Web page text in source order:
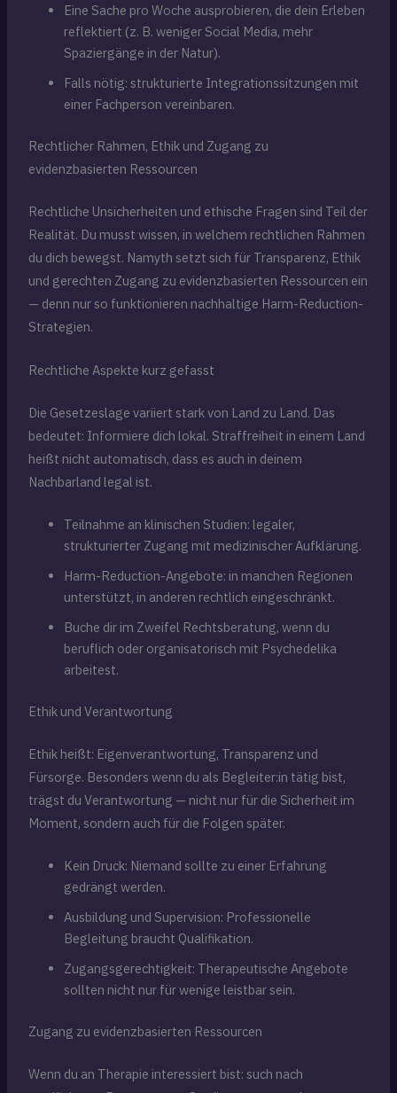
Eine Sache pro Woche ausprobieren, die dein Erleben
reflektiert (z. B. weniger Social Media, mehr
Spaziergänge in der Natur).
Falls nötig: strukturierte Integrationssitzungen mit
einer Fachperson vereinbaren.
Rechtlicher Rahmen, Ethik und Zugang zu
evidenzbasierten Ressourcen
Rechtliche Unsicherheiten und ethische Fragen sind Teil der
Realität. Du musst wissen, in welchem rechtlichen Rahmen
du dich bewegst. Namyth setzt sich für Transparenz, Ethik
und gerechten Zugang zu evidenzbasierten Ressourcen ein
— denn nur so funktionieren nachhaltige Harm-Reduction-
Strategien.
Rechtliche Aspekte kurz gefasst
Die Gesetzeslage variiert stark von Land zu Land. Das
bedeutet: Informiere dich lokal. Straffreiheit in einem Land
heißt nicht automatisch, dass es auch in deinem
Nachbarland legal ist.
Teilnahme an klinischen Studien: legaler,
strukturierter Zugang mit medizinischer Aufklärung.
Harm-Reduction-Angebote: in manchen Regionen
unterstützt, in anderen rechtlich eingeschränkt.
Buche dir im Zweifel Rechtsberatung, wenn du
beruflich oder organisatorisch mit Psychedelika
arbeitest.
Ethik und Verantwortung
Ethik heißt: Eigenverantwortung, Transparenz und
Fürsorge. Besonders wenn du als Begleiter:in tätig bist,
trägst du Verantwortung — nicht nur für die Sicherheit im
Moment, sondern auch für die Folgen später.
Kein Druck: Niemand sollte zu einer Erfahrung
gedrängt werden.
Ausbildung und Supervision: Professionelle
Begleitung braucht Qualifikation.
Zugangsgerechtigkeit: Therapeutische Angebote
sollten nicht nur für wenige leistbar sein.
Zugang zu evidenzbasierten Ressourcen
Wenn du an Therapie interessiert bist: such nach